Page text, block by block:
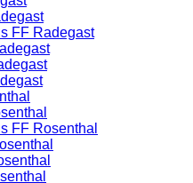
FF Radegast
FF Rosenthal